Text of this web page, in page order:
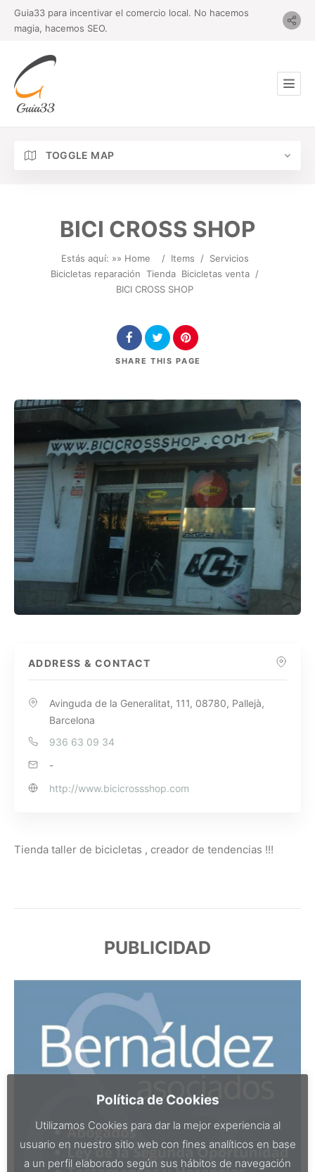
Guia33 para incentivar el comercio local. No hacemos
magia, hacemos SEO.
TOGGLE MAP
BICI CROSS SHOP
Estás aquí: »» Home / Items / Servicios
Bicicletas reparación Tienda Bicicletas venta /
BICI CROSS SHOP
SHARE THIS PAGE
ADDRESS & CONTACT
Avinguda de la Generalitat, 111, 08780, Pallejà,
Barcelona
936 63 09 34
-
http://www.bicicrossshop.com
Tienda taller de bicicletas , creador de tendencias !!!
PUBLICIDAD
Política de Cookies
Utilizamos Cookies para dar la mejor experiencia al
usuario en nuestro sitio web con fines analíticos en base
a un perfil elaborado según sus hábitos de navegación